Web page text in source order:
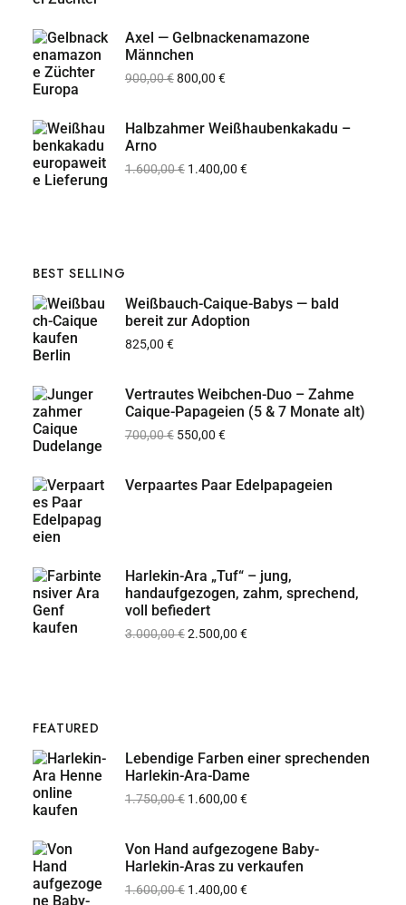
Axel — Gelbnackenamazone
Männchen
900,00€800,00 €
Halbzahmer Weißhaubenkakadu –
Arno
1.600,00€ 1.400,00 €
BEST SELLING
Weißbauch-Caique-Babys — bald
bereit zur Adoption
825,00 €
Vertrautes Weibchen-Duo – Zahme
Caique-Papageien (5 & 7 Monate alt)
700,00€ 550,00 €
Verpaartes Paar Edelpapageien
Harlekin-Ara „Tuf“ – jung,
handaufgezogen, zahm, sprechend,
voll befiedert
3.000,00€2.500,00 €
FEATURED
Lebendige Farben einer sprechenden
Harlekin-Ara-Dame
1.750,00€ 1.600,00 €
Von Hand aufgezogene Baby-
Harlekin-Aras zu verkaufen
1.600,00€ 1.400,00 €